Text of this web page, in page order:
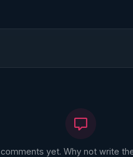
yet. Why not write